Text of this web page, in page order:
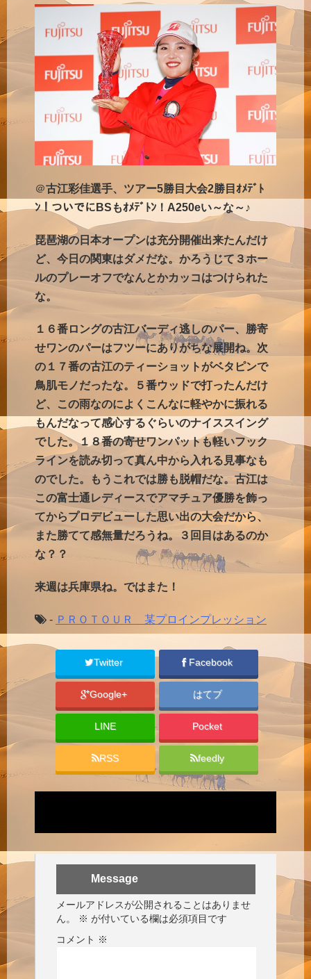
＠古江彩佳選手、ツアー5勝目大会2勝目ｵﾒﾃﾞﾄ
ﾝ！ついでにBSもｵﾒﾃﾞﾄﾝ！A250eい～な～♪
琵琶湖の日本オープンは充分開催出来たんだけ
ど、今日の関東はダメだな。かろうじて３ホー
ルのプレーオフでなんとかカッコはつけられた
な。
１６番ロングの古江バーディ逃しのパー、勝寄
せワンのパーはフツーにありがちな展開ね。次
の１７番の古江のティーショットがベタピンで
鳥肌モノだったな。５番ウッドで打ったんだけ
ど、この雨なのによくこんなに軽やかに振れる
もんだなって感心するぐらいのナイススイング
でした。１８番の寄せワンパットも軽いフック
ラインを読み切って真ん中から入れる見事なも
のでした。もうこれでは勝も脱帽だな。古江は
この富士通レディースでアマチュア優勝を飾っ
てからプロデビューした思い出の大会だから、
また勝てて感無量だろうね。３回目はあるのか
な？？
来週は兵庫県ね。ではまた！
- ＰＲＯＴＯＵＲ 某プロインプレッション
Twitter Facebook
Google+ はてブ
LINE Pocket
RSS feedly
Message
メールアドレスが公開されることはありませ
ん。
※ が付いている欄は必須項目です
コメント ※